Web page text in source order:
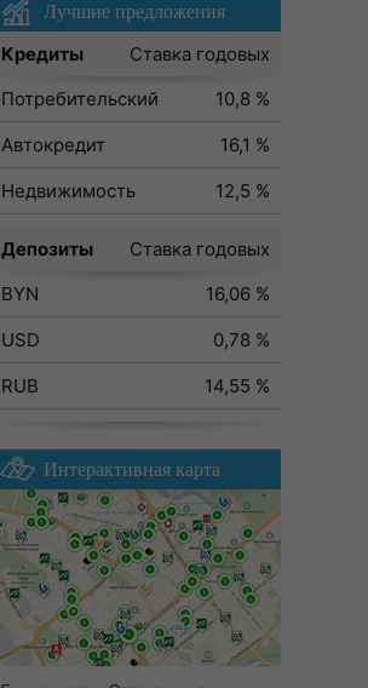
Лучшие предложения
Кредиты
Ставка годовых
Потребительский
10,8 %
Автокредит
16,1 %
Недвижимость
12,5 %
Депозиты
Ставка годовых
BYN
16,06 %
USD
0,78 %
RUB
14,55 %
Интерактивная карта